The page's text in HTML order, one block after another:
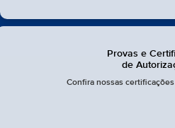
Provas e
de
Confira nossas